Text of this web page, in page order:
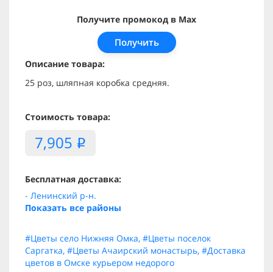
Получите промокод в Max
Получить
Описание товара:
25 роз, шляпная коробка средняя.
Стоимость товара:
7,905 i
Бесплатная доставка:
- Ленинский р-н.
Показать все районы
#Цветы село Нижняя Омка, #Цветы поселок
Саргатка, #Цветы Ачаирский монастырь, #Доставка
цветов в Омске курьером недорого